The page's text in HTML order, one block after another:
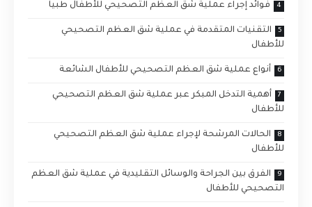
فوائد إجراء عملية شق العظم التصحيحي للأطفال طبياً
التقنيات المتقدمة في عملية شق العظم التصحيحي
للأطفال
أنواع عملية شق العظم التصحيحي للأطفال الشائعة
أهمية التدخل المبكر عبر عملية شق العظم التصحيحي
للأطفال
الحالات المرشحة لإجراء عملية شق العظم التصحيحي
للأطفال
الفرق بين الجراحة والوسائل التقليدية في عملية شق العظم
التصحيحي للأطفال